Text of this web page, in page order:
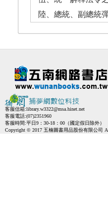
陸、總統、副總統
客服信箱:library.w3322@msa.hinet.net
客服電話:(07)2351960
客服時間:平日9：30-18：00（國定假日除外）
Copyright © 2017 五楠圖書用品股份有限公司